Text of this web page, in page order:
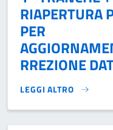
RIAPERTURA
PER
RREZIONE
LEGGI ALTRO
LIBRI GRATIS AS 25/